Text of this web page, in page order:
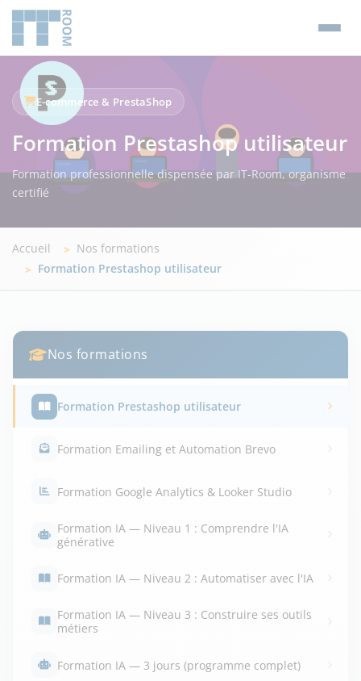
E-commerce & PrestaShop
Formation Prestashop utilisateur
Formation professionnelle dispensée par IT-Room, organisme
certifié
Accueil
Nos formations
Formation Prestashop utilisateur
Nos formations
Formation Prestashop utilisateur
Formation Emailing et Automation Brevo
Formation Google Analytics & Looker Studio
Formation IA — Niveau 1 : Comprendre l'IA
générative
Formation IA — Niveau 2 : Automatiser avec l'IA
Formation IA — Niveau 3 : Construire ses outils
métiers
Formation IA — 3 jours (programme complet)